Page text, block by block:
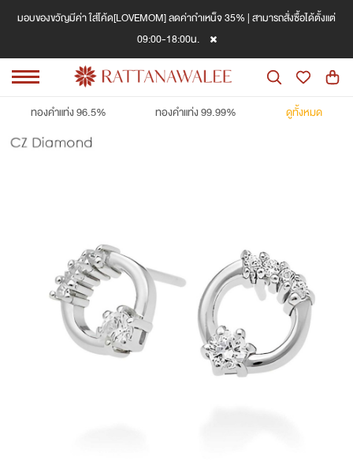
มอบของขวัญมีค่า ใส่โค้ด[LOVEMOM] ลดค่ากำเหน็จ 35% | สามารถสั่งซื้อได้ตั้งแต่
09:00-18:00น.
ทองคำแท่ง 96.5% ทองคำแท่ง 99.99% ดูทั้งหมด